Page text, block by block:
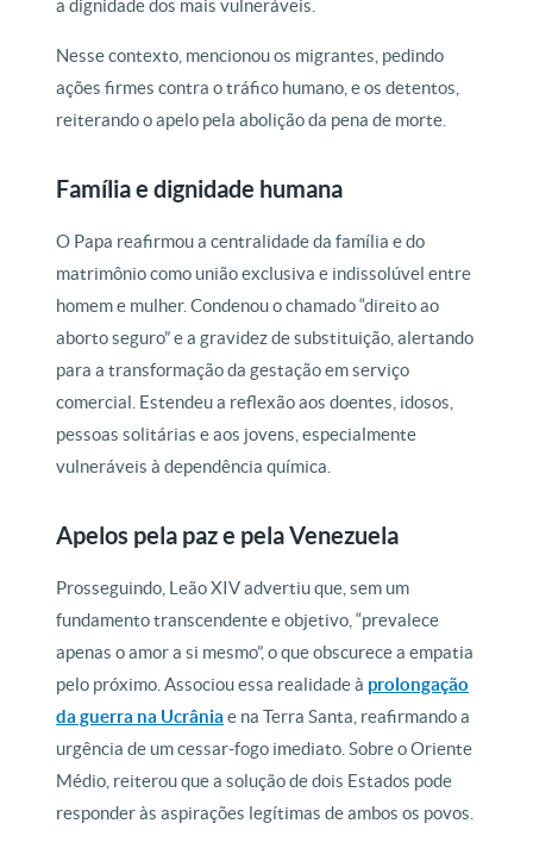
a dignidade dos mais vulneráveis.
Nesse contexto, mencionou os migrantes, pedindo
ações firmes contra o tráfico humano, e os detentos,
reiterando o apelo pela abolição da pena de morte.
Família e dignidade humana
O Papa reafirmou a centralidade da família e do
matrimônio como união exclusiva e indissolúvel entre
homem e mulher. Condenou o chamado “direito ao
aborto seguro” e a gravidez de substituição, alertando
para a transformação da gestação em serviço
comercial. Estendeu a reflexão aos doentes, idosos,
pessoas solitárias e aos jovens, especialmente
vulneráveis à dependência química.
Apelos pela paz e pela Venezuela
Prosseguindo, Leão XIV advertiu que, sem um
fundamento transcendente e objetivo, “prevalece
apenas o amor a si mesmo”, o que obscurece a empatia
pelo próximo. Associou essa realidade à prolongação
da guerra na Ucrânia e na Terra Santa, reafirmando a
urgência de um cessar-fogo imediato. Sobre o Oriente
Médio, reiterou que a solução de dois Estados pode
responder às aspirações legítimas de ambos os povos.